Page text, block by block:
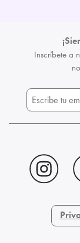
Inscríbete a